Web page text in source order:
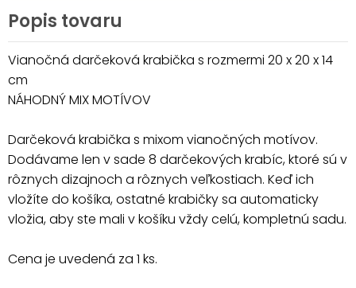
Popis tovaru
Vianočná darčeková krabička s rozmermi 20 x 20 x 14
cm
NÁHODNÝ MIX MOTÍVOV
Darčeková krabička s mixom vianočných motívov.
Dodávame len v sade 8 darčekových krabíc, ktoré sú v
rôznych dizajnoch a rôznych veľkostiach. Keď ich
vložíte do košíka, ostatné krabičky sa automaticky
vložia, aby ste mali v košíku vždy celú, kompletnú sadu.
Cena je uvedená za 1 ks.